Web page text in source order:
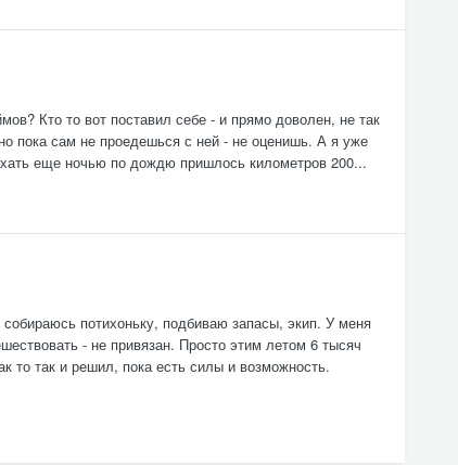
Кто то вот поставил себе - и прямо доволен, не так
пока сам не проедешься с ней - не оценишь. А я уже
еще ночью по дождю пришлось километров 200...
потихоньку, подбиваю запасы, экип. У меня
- не привязан. Просто этим летом 6 тысяч
то так и решил, пока есть силы и возможность.